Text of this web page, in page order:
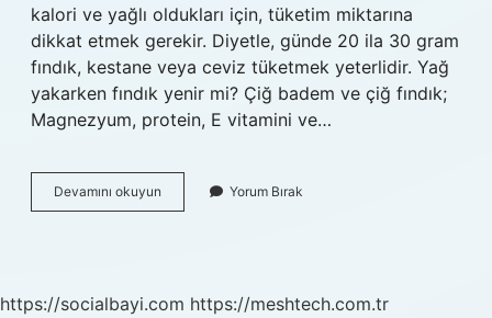
kalori ve yağlı oldukları için, tüketim miktarına
dikkat etmek gerekir. Diyetle, günde 20 ila 30 gram
fındık, kestane veya ceviz tüketmek yeterlidir. Yağ
yakarken fındık yenir mi? Çiğ badem ve çiğ fındık;
Magnezyum, protein, E vitamini ve…
Devamını okuyun
Verirken
Yorum Bırak
https://socialbayi.com https://meshtech.com.tr